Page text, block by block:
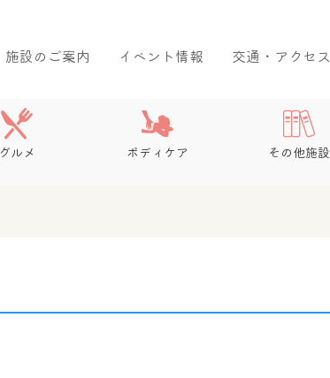
施設のご案内 イベント情報 交通・アクセス
グルメ ボディケア その他施設